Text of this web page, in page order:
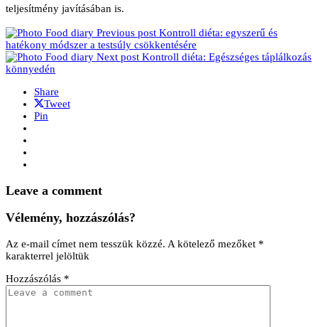
teljesítmény javításában is.
Previous post Kontroll diéta: egyszerű és
hatékony módszer a testsúly csökkentésére
Next post Kontroll diéta: Egészséges táplálkozás
könnyedén
Share
Tweet
Pin
Leave a comment
Vélemény, hozzászólás?
Az e-mail címet nem tesszük közzé. A kötelező mezőket *
karakterrel jelöltük
Hozzászólás *